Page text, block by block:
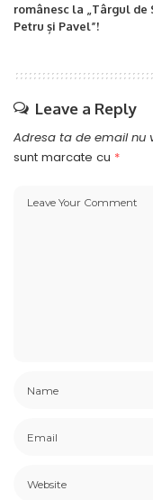
românesc la „Târgul de
Petru și Pavel”!
Leave a Reply
Adresa ta de email nu
sunt marcate cu *